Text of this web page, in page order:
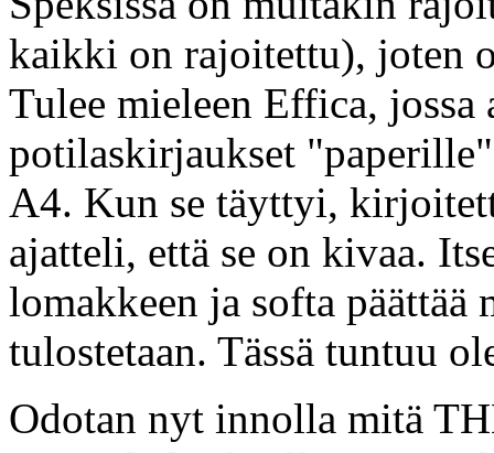
kaikki on rajoitettu), joten
Tulee mieleen Effica,
potilaskirjaukset
A4. Kun se täyttyi,
ajatteli, että se on kivaa.
lomakkeen ja softa päättää
tulostetaan. Tässä tuntuu
Odotan nyt innolla mitä